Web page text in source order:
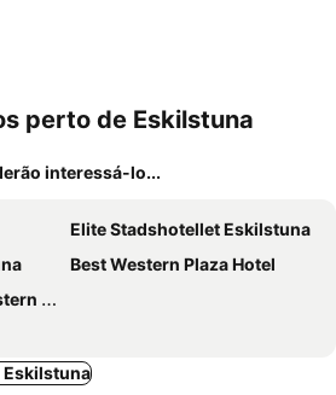
perto de Eskilstuna
interessá-lo...
Elite Stadshotellet Eskilstuna
Best Western Plaza Hotel
Eskilstuna